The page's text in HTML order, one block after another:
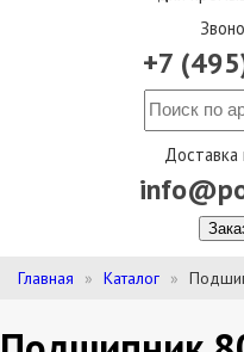
+7
Доставка
Главная Каталог